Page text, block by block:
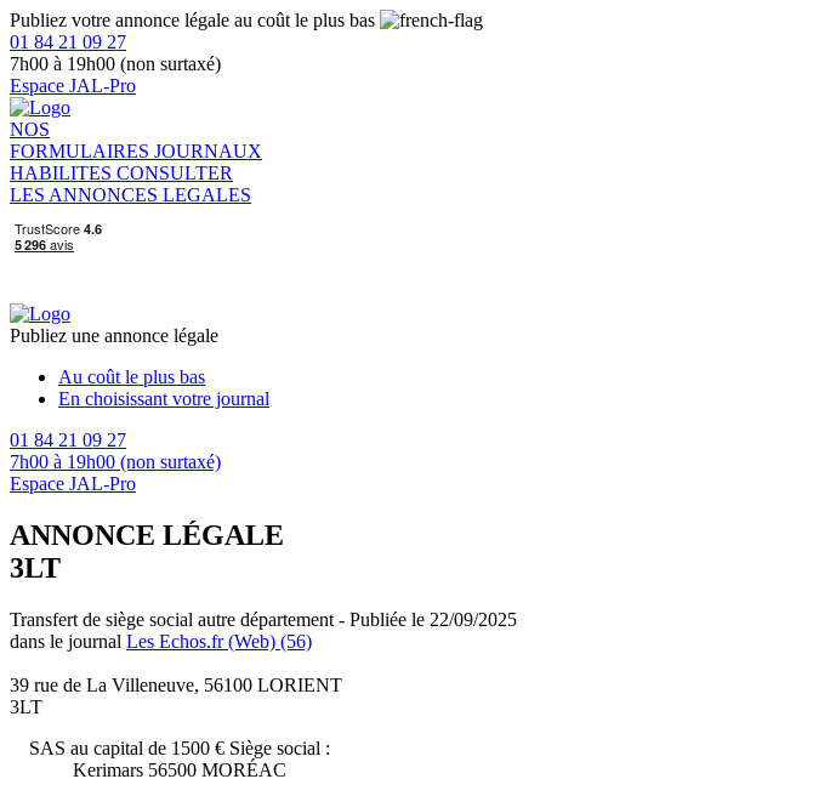
Publiez votre annonce légale au coût le plus bas
01 84 21 09 27
7h00 à 19h00 (non surtaxé)
Espace JAL-Pro
NOS
FORMULAIRES JOURNAUX
HABILITES CONSULTER
LES ANNONCES LEGALES
Publiez une annonce légale
Au coût le plus bas
En choisissant votre journal
01 84 21 09 27
7h00 à 19h00 (non surtaxé)
Espace JAL-Pro
ANNONCE LÉGALE
3LT
Transfert de siège social autre département - Publiée le 22/09/2025
dans le journal Les Echos.fr (Web) (56)
39 rue de La Villeneuve, 56100 LORIENT
3LT
SAS au capital de 1500 € Siège social :
Kerimars 56500 MORÉAC